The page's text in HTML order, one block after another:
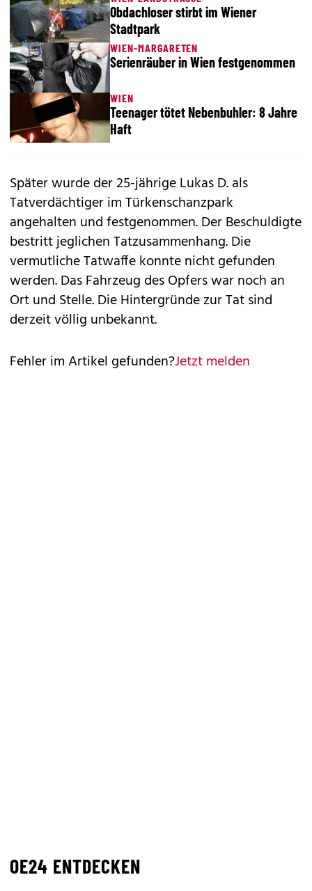
Obdachloser stirbt im Wiener
Stadtpark
WIEN-MARGARETEN
Serienräuber in Wien festgenommen
WIEN
Teenager tötet Nebenbuhler: 8 Jahre
Haft
Später wurde der 25-jährige Lukas D. als
Tatverdächtiger im Türkenschanzpark
angehalten und festgenommen. Der Beschuldigte
bestritt jeglichen Tatzusammenhang. Die
vermutliche Tatwaffe konnte nicht gefunden
werden. Das Fahrzeug des Opfers war noch an
Ort und Stelle. Die Hintergründe zur Tat sind
derzeit völlig unbekannt.
Fehler im Artikel gefunden?Jetzt melden
OE24 ENTDECKEN